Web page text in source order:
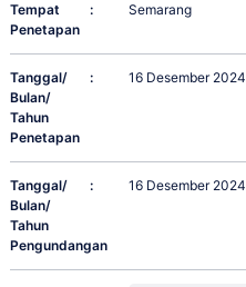
Tempat
Penetapan
: Semarang
Tanggal/
Bulan/
Tahun
Penetapan
: 16 Desember 2024
Tanggal/
Bulan/
Tahun
Pengundangan
: 16 Desember 2024